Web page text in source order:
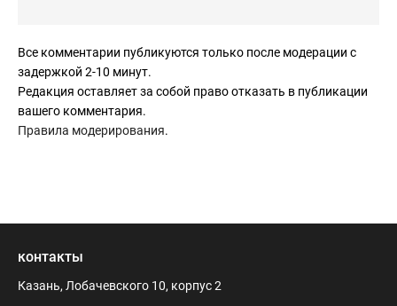
Все комментарии публикуются только после модерации с
задержкой 2-10 минут.
Редакция оставляет за собой право отказать в публикации
вашего комментария.
Правила модерирования.
контакты
Казань, Лобачевского 10, корпус 2